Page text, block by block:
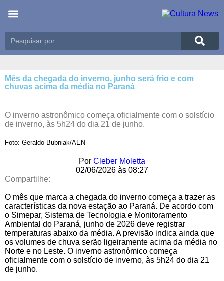
Mês da chegada do inverno, junho será frio e com
chuvas acima da média no Paraná
O inverno astronômico começa oficialmente com o solstício
de inverno, às 5h24 do dia 21 de junho.
Foto: Geraldo Bubniak/AEN
Por Cleber Moletta
02/06/2026 às 08:27
Compartilhe:
O mês que marca a chegada do inverno começa a trazer as
características da nova estação ao Paraná. De acordo com
o Simepar, Sistema de Tecnologia e Monitoramento
Ambiental do Paraná, junho de 2026 deve registrar
temperaturas abaixo da média. A previsão indica ainda que
os volumes de chuva serão ligeiramente acima da média no
Norte e no Leste. O inverno astronômico começa
oficialmente com o solstício de inverno, às 5h24 do dia 21
de junho.